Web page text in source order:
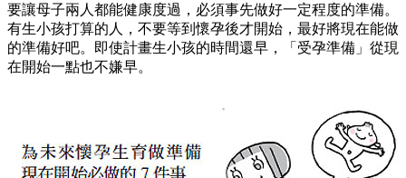
要讓母子兩人都能健康度過，必須事先做好一定程度的準備。
有生小孩打算的人，不要等到懷孕後才開始，最好將現在能做
的準備好吧。即使計畫生小孩的時間還早，「受孕準備」從現
在開始一點也不嫌早。